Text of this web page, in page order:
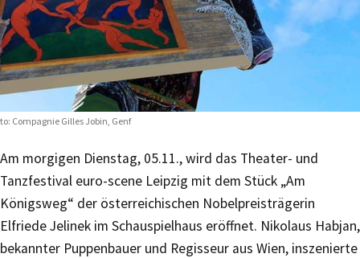
Compagnie Gilles Jobin, Genf
Am morgigen Dienstag, 05.11., wird das Theater- und
Tanzfestival euro-scene Leipzig mit dem Stück „Am
Königsweg“ der österreichischen Nobelpreisträgerin
Elfriede Jelinek im Schauspielhaus eröffnet. Nikolaus Habjan,
bekannter Puppenbauer und Regisseur aus Wien, inszenierte